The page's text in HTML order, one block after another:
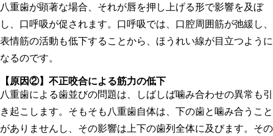
八重歯が顕著な場合、それが唇を押し上げる形で影響を及ぼ
し、口呼吸が促されます。口呼吸では、口腔周囲筋が弛緩し、
表情筋の活動も低下することから、ほうれい線が目立つように
なるのです。
【原因②】 不正咬合による筋力の低下
八重歯による歯並びの問題は、しばしば噛み合わせの異常も引
き起こします。そもそも八重歯自体は、下の歯と噛み合うこと
がありませんし、その影響は上下の歯列全体に及びます。その